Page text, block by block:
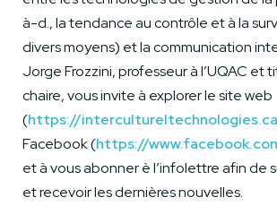
à-d., la tendance au contrôle et à la
divers moyens) et la communication
Jorge Frozzini, professeur à l’UQAC et
chaire, vous invite à explorer le site web
(https://
Facebook (https://
et à vous abonner è l’infolettre afin de
et recevoir les dernières nouvelles.